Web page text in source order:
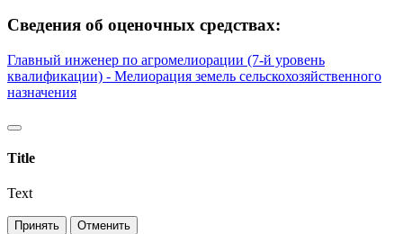
Сведения об оценочных средствах:
Главный инженер по агромелиорации (7-й уровень
квалификации) - Мелиорация земель сельскохозяйственного
назначения
Title
Text
Принять Отменить